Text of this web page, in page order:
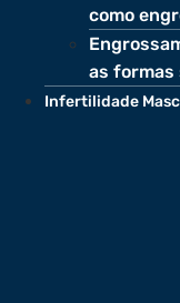
como
as formas
Infertilidade